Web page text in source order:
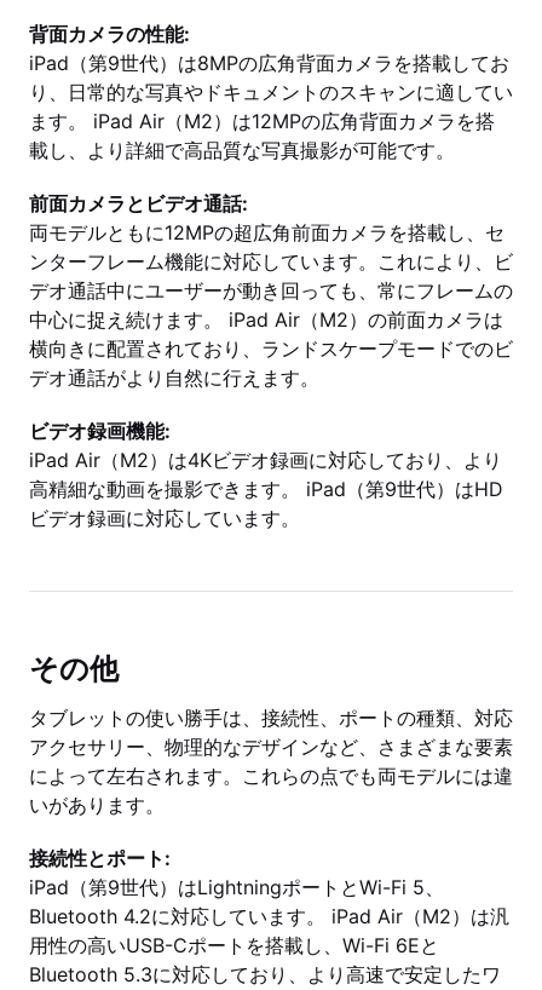
背面カメラの性能:
iPad（第9世代）は8MPの広角背面カメラを搭載してお
り、日常的な写真やドキュメントのスキャンに適してい
ます。 iPad Air（M2）は12MPの広角背面カメラを搭
載し、より詳細で高品質な写真撮影が可能です。
前面カメラとビデオ通話:
両モデルともに12MPの超広角前面カメラを搭載し、セ
ンターフレーム機能に対応しています。これにより、ビ
デオ通話中にユーザーが動き回っても、常にフレームの
中心に捉え続けます。 iPad Air（M2）の前面カメラは
横向きに配置されており、ランドスケープモードでのビ
デオ通話がより自然に行えます。
ビデオ録画機能:
iPad Air（M2）は4Kビデオ録画に対応しており、より
高精細な動画を撮影できます。 iPad（第9世代）はHD
ビデオ録画に対応しています。
その他
タブレットの使い勝手は、接続性、ポートの種類、対応
アクセサリー、物理的なデザインなど、さまざまな要素
によって左右されます。これらの点でも両モデルには違
いがあります。
接続性とポート:
iPad（第9世代）はLightningポートとWi-Fi 5、
Bluetooth 4.2に対応しています。 iPad Air（M2）は汎
用性の高いUSB-Cポートを搭載し、Wi-Fi 6Eと
Bluetooth 5.3に対応しており、より高速で安定したワ